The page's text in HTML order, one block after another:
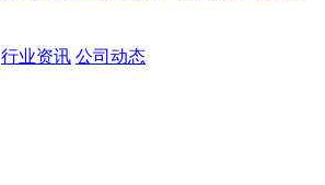
行业资讯 公司动态